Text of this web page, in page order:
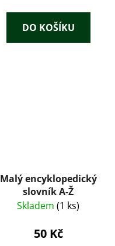
DO KOŠÍKU
Malý encyklopedický
slovník A-Ž
Skladem (1 ks)
50 Kč